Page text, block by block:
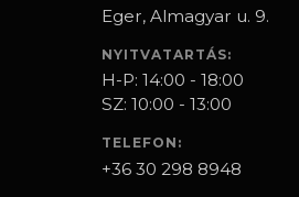
Eger, Almagyar u. 9.
NYITVATARTÁS:
H-P: 14:00 - 18:00
SZ: 10:00 - 13:00
TELEFON:
+36 30 298 8948